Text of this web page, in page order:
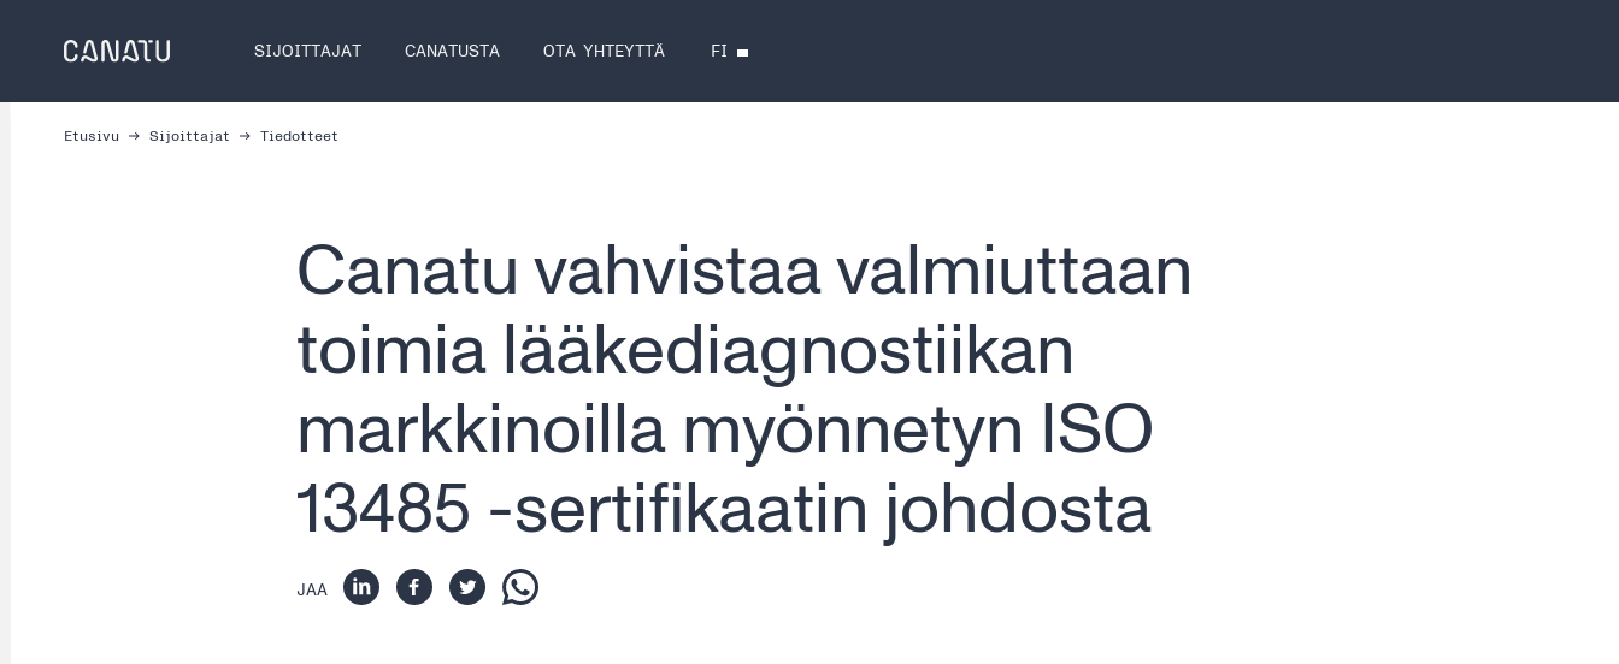
content
SIJOITTAJAT CANATUSTA OTA YHTEYTTÄ FI
Etusivu Sijoittajat Tiedotteet
Canatu vahvistaa valmiuttaan
toimia lääkediagnostiikan
markkinoilla myönnetyn ISO
13485 -sertifikaatin johdosta
JAA